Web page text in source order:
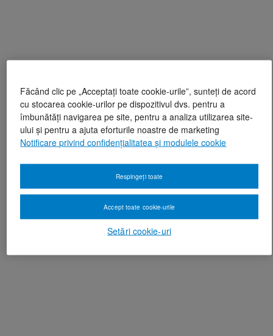
Făcând clic pe „Acceptați toate cookie-urile”, sunteți de acord
cu stocarea cookie-urilor pe dispozitivul dvs. pentru a
îmbunătăți navigarea pe site, pentru a analiza utilizarea site-
ului și pentru a ajuta eforturile noastre de marketing
Notificare privind confidențialitatea și modulele cookie
Setări cookie-uri
Respingeți toate
Accept toate cookie-urile